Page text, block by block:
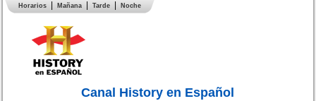
Horarios Mañana Tarde Noche
Canal History en Español